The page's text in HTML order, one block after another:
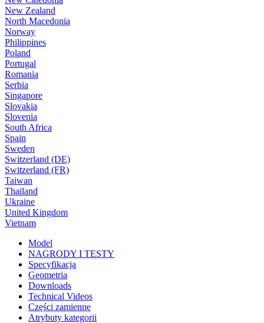
New Zealand
North Macedonia
Norway
Philippines
Poland
Portugal
Romania
Serbia
Singapore
Slovakia
Slovenia
South Africa
Spain
Sweden
Switzerland (DE)
Switzerland (FR)
Taiwan
Thailand
Ukraine
United Kingdom
Vietnam
Model
NAGRODY I TESTY
Specyfikacja
Geometria
Downloads
Technical Videos
Części zamienne
Atrybuty kategorii